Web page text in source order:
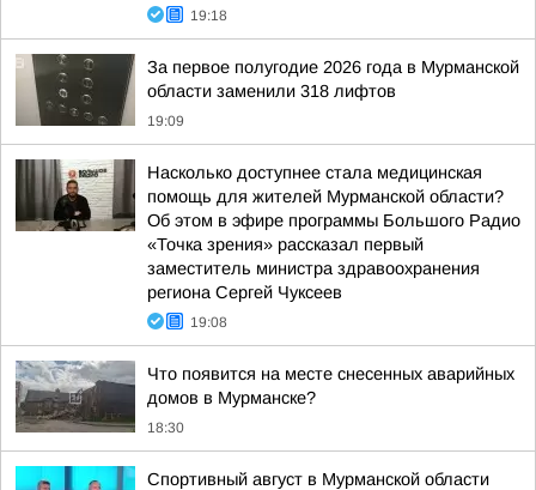
19:18
За первое полугодие 2026 года в Мурманской
области заменили 318 лифтов
19:09
Насколько доступнее стала медицинская
помощь для жителей Мурманской области?
Об этом в эфире программы Большого Радио
«Точка зрения» рассказал первый
заместитель министра здравоохранения
региона Сергей Чуксеев
19:08
Что появится на месте снесенных аварийных
домов в Мурманске?
18:30
Спортивный август в Мурманской области